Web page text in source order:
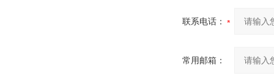
联系电话：
常用邮箱：